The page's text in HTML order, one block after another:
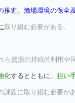
推進 、漁場環境の保全
取り組む必要がある。
ら資源の持続的利用や
化するとともに、担い
課題に取り組む必要があ